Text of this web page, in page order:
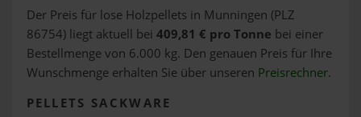
Der Preis für lose Holzpellets in Munningen (PLZ
86754) liegt aktuell bei 409,81 € pro Tonne bei einer
Bestellmenge von 6.000 kg. Den genauen Preis für Ihre
Wunschmenge erhalten Sie über unseren Preisrechner.
PELLETS SACKWARE